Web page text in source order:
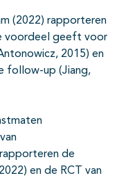
(2022) rapporteren
voordeel geeft voor
2015) en
follow-up (Jiang,
de
en de RCT van